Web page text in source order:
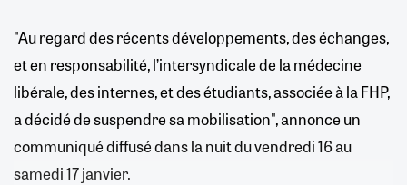
"Au regard des récents développements, des échanges,
et en responsabilité, l’intersyndicale de la médecine
libérale, des internes, et des étudiants, associée à la FHP,
a décidé de suspendre sa mobilisation", annonce un
communiqué diffusé dans la nuit du vendredi 16 au
samedi 17 janvier.